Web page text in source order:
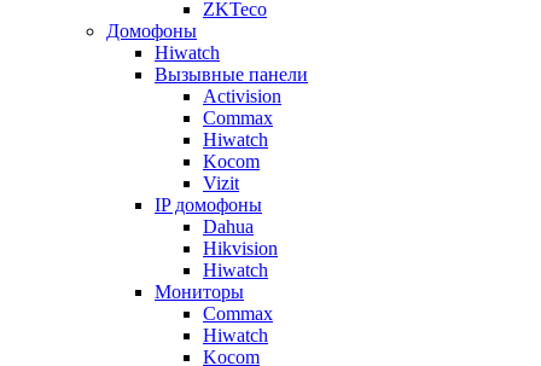
ZKTeco
Домофоны
Hiwatch
Вызывные панели
Activision
Commax
Hiwatch
Kocom
Vizit
IP домофоны
Dahua
Hikvision
Hiwatch
Мониторы
Commax
Hiwatch
Kocom